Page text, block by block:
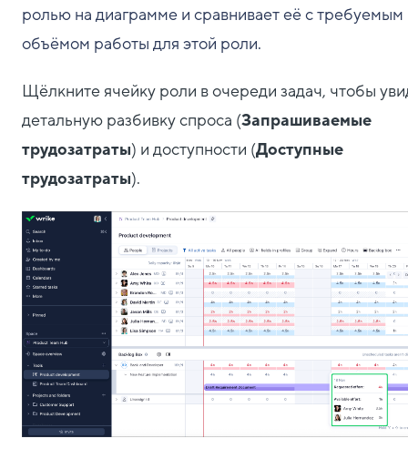
ролью на диаграмме и сравнивает её с требуемым
объёмом работы для этой роли.
Щёлкните ячейку роли в очереди задач, чтобы
детальную разбивку спроса (Запрашиваемые
трудозатраты) и доступности (Доступные
трудозатраты).